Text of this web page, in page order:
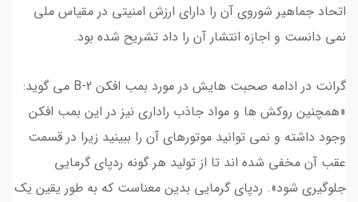
اتحاد جماهیر شوروی آن را دارای ارزش امنیتی در مقیاس ملی
نمی دانست و اجازه انتشار آن را داد تشریح شده بود.
گرانت در ادامه صحبت هایش در مورد بمب افکن B-2 می گوید:
«همچنین روکش ها و مواد جاذب راداری نیز در این بمب افکن
وجود داشته و نمی توانید موتورهای آن را ببینید زیرا در قسمت
عقب آن مخفی شده اند تا از تولید هر گونه ردپای گرمایی
جلوگیری شود». ردپای گرمایی بدین معناست که به طور یقین یک